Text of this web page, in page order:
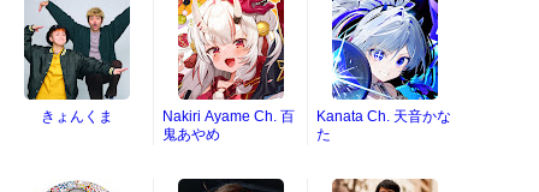
きょんくま
Nakiri Ayame Ch. 百
鬼あやめ
Kanata Ch. 天音かな
た